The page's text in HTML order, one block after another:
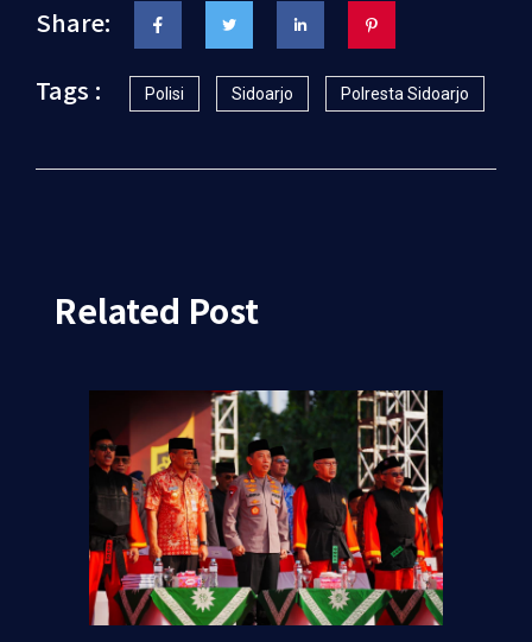
Share:
Tags :
Polisi Sidoarjo Polresta Sidoarjo
Related Post